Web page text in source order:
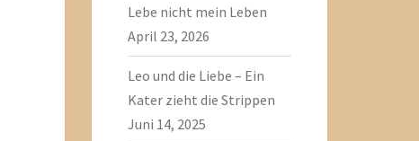
Lebe nicht mein Leben
April 23, 2026
Leo und die Liebe – Ein
Kater zieht die Strippen
Juni 14, 2025